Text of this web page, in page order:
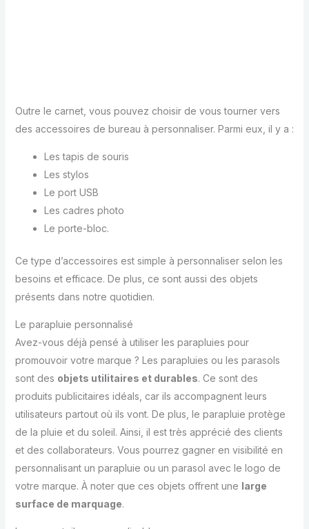
Outre le carnet, vous pouvez choisir de vous tourner vers
des accessoires de bureau à personnaliser. Parmi eux, il y a :
Les tapis de souris
Les stylos
Le port USB
Les cadres photo
Le porte-bloc.
Ce type d’accessoires est simple à personnaliser selon les
besoins et efficace. De plus, ce sont aussi des objets
présents dans notre quotidien.
Le parapluie personnalisé
Avez-vous déjà pensé à utiliser les parapluies pour
promouvoir votre marque ? Les parapluies ou les parasols
sont des objets utilitaires et durables. Ce sont des
produits publicitaires idéals, car ils accompagnent leurs
utilisateurs partout où ils vont. De plus, le parapluie protège
de la pluie et du soleil. Ainsi, il est très apprécié des clients
et des collaborateurs. Vous pourrez gagner en visibilité en
personnalisant un parapluie ou un parasol avec le logo de
votre marque. À noter que ces objets offrent une large
surface de marquage.